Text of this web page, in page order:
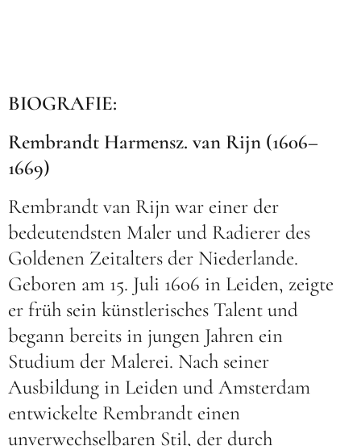
BIOGRAFIE:
Rembrandt Harmensz. van Rijn (1606–
1669)
Rembrandt van Rijn war einer der
bedeutendsten Maler und Radierer des
Goldenen Zeitalters der Niederlande.
Geboren am 15. Juli 1606 in Leiden, zeigte
er früh sein künstlerisches Talent und
begann bereits in jungen Jahren ein
Studium der Malerei. Nach seiner
Ausbildung in Leiden und Amsterdam
entwickelte Rembrandt einen
unverwechselbaren Stil, der durch